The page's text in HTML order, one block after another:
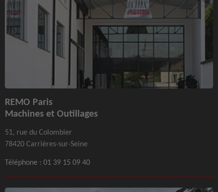
REMO Paris
Machines et Outillages
51, rue du Colombier
78420 Carrières-sur-Seine
Téléphone : 01 39 15 09 40